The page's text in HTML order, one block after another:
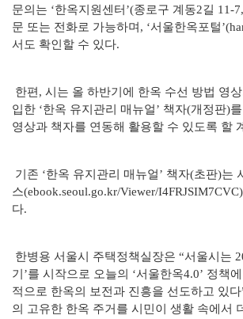
문의는 ‘한옥지원센터’(종로구 계동2길 11-
문 또는 전화로 가능하며, ‘서울한옥포털
서도 확인할 수 있다.
한편, 시는 올 하반기에 한옥 수선 방법 영
입한 ‘한옥 유지관리 매뉴얼’ 책자(개정판)
영상과 책자를 연동해 활용할 수 있도록 할
기존 ‘한옥 유지관리 매뉴얼’ 책자(초판)는
스(ebook.seoul.go.kr/Viewer/
다.
한병용 서울시 주택정책실장은 “서울시는
기’를 시작으로 오늘의 ‘서울한옥4.0’ 정책
적으로 한옥의 보전과 진흥을 선도하고 있다
의 고유한 한옥 주거를 시민이 생활 속에서